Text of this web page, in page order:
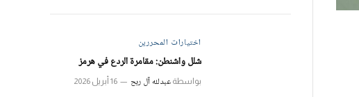
اختيارات المحررين
شلل واشنطن: مقامرة الردع في هرمز
بواسطة عبدلله آل ربح 16 أبريل 2026